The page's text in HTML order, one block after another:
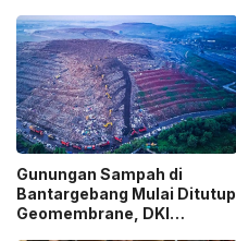
Pengangkutan Bansos!
Gunungan Sampah di
Bantargebang Mulai Ditutup
Geomembrane, DKI